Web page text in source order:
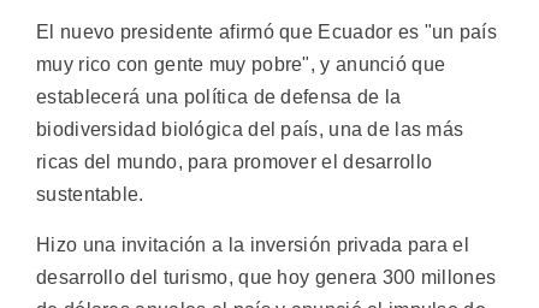
El nuevo presidente afirmó que Ecuador es "un país
muy rico con gente muy pobre", y anunció que
establecerá una política de defensa de la
biodiversidad biológica del país, una de las más
ricas del mundo, para promover el desarrollo
sustentable.
Hizo una invitación a la inversión privada para el
desarrollo del turismo, que hoy genera 300 millones